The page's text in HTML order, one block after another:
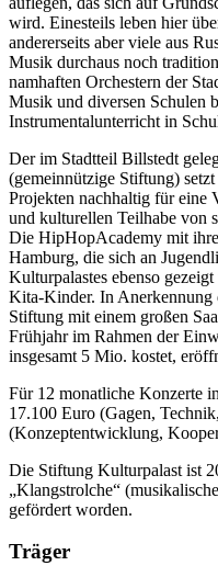
wird. Einesteils leben hier
andererseits aber viele aus
Musik durchaus noch
namhaften Orchestern der
Musik und diversen Schulen
Instrumentalunterricht in
Der im Stadtteil Billstedt
(gemeinnützige Stiftung)
Projekten nachhaltig für eine
und kulturellen Teilhabe von
Die HipHopAcademy mit
Hamburg, die sich an
Kulturpalastes ebenso
Kita-Kinder. In Anerkennung
Stiftung mit einem großen
Frühjahr im Rahmen der
insgesamt 5 Mio. kostet,
Für 12 monatliche Konzerte
17.100 Euro (Gagen,
(Konzeptentwicklung,
Die Stiftung Kulturpalast ist
„Klangstrolche“
gefördert worden.
Träger